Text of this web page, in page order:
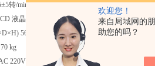
欢迎您！
来自局域网的
助您的吗？
转/min
液晶显示 0～99,999,999次 可设定
56×56×31 cm
kg
220V 1.5A